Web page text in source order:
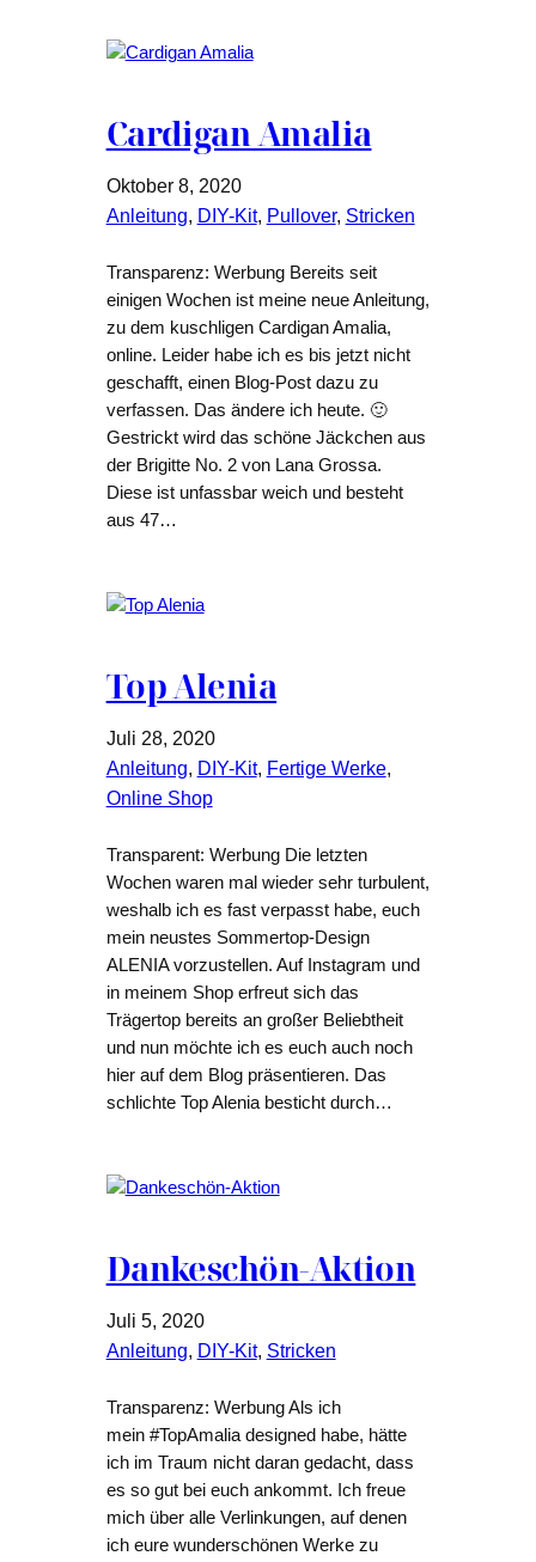
Cardigan Amalia
Oktober 8, 2020
Anleitung, DIY-Kit, Pullover, Stricken
Transparenz: Werbung Bereits seit
einigen Wochen ist meine neue Anleitung,
zu dem kuschligen Cardigan Amalia,
online. Leider habe ich es bis jetzt nicht
geschafft, einen Blog-Post dazu zu
verfassen. Das ändere ich heute. 🙂
Gestrickt wird das schöne Jäckchen aus
der Brigitte No. 2 von Lana Grossa.
Diese ist unfassbar weich und besteht
aus 47…
Top Alenia
Juli 28, 2020
Anleitung, DIY-Kit, Fertige Werke
Online Shop
Transparent: Werbung Die letzten
Wochen waren mal wieder sehr turbulent,
weshalb ich es fast verpasst habe, euch
mein neustes Sommertop-Design
ALENIA vorzustellen. Auf Instagram und
in meinem Shop erfreut sich das
Trägertop bereits an großer Beliebtheit
und nun möchte ich es euch auch noch
hier auf dem Blog präsentieren. Das
schlichte Top Alenia besticht durch…
Dankeschön-Aktion
Juli 5, 2020
Anleitung, DIY-Kit, Stricken
Transparenz: Werbung Als ich
mein #TopAmalia designed habe, hätte
ich im Traum nicht daran gedacht, dass
es so gut bei euch ankommt. Ich freue
mich über alle Verlinkungen, auf denen
ich eure wunderschönen Werke zu